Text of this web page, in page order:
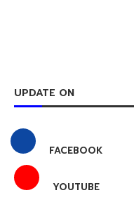
UPDATE ON
FACEBOOK
YOUTUBE